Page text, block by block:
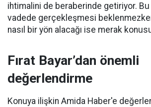
ihtimalini de beraberinde getiriyor. Bu
vadede gerçekleşmesi
nasıl bir yön alacağı ise merak
Fırat Bayar’dan önemli
değerlendirme
Konuya ilişkin Amida Haber'e